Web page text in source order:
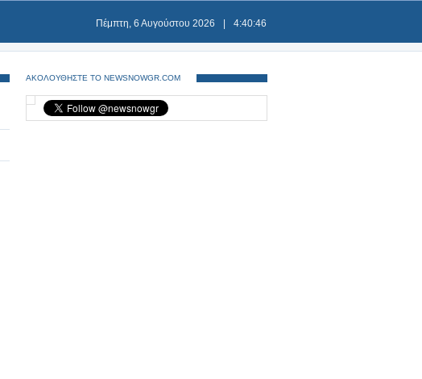
Πέμπτη, 6 Αυγούστου 2026 4:40:47
ΑΚΟΛΟΥΘΗΣΤΕ ΤΟ NEWSNOWGR.COM